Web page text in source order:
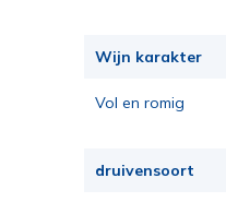
Wijn karakter
Vol en romig
druivensoort